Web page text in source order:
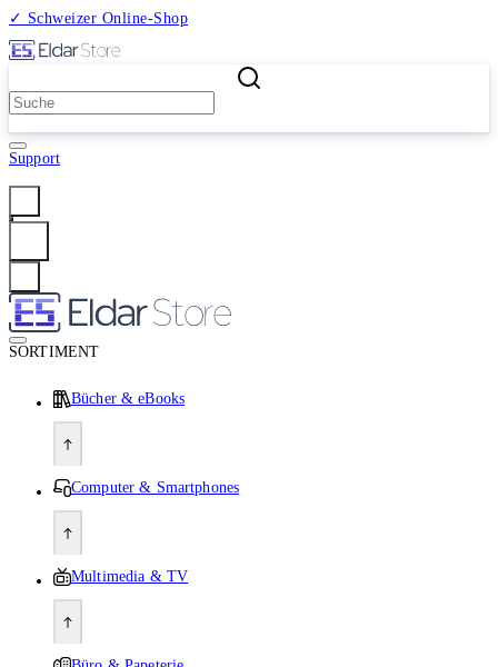
✓ Schweizer Online-Shop
Support
SORTIMENT
Bücher & eBooks
Computer & Smartphones
Multimedia & TV